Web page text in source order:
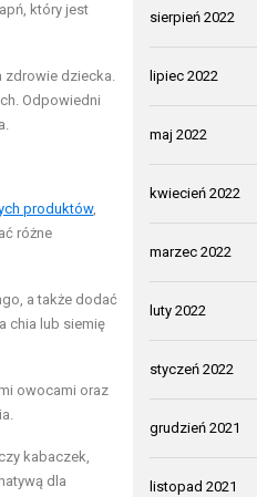
który jest
zdrowie dziecka.
Odpowiedni
produktów,
różne
a także dodać
chia lub siemię
owocami oraz
kabaczek,
dla
sierpień 2022
lipiec 2022
maj 2022
kwiecień 2022
marzec 2022
luty 2022
styczeń 2022
grudzień 2021
listopad 2021